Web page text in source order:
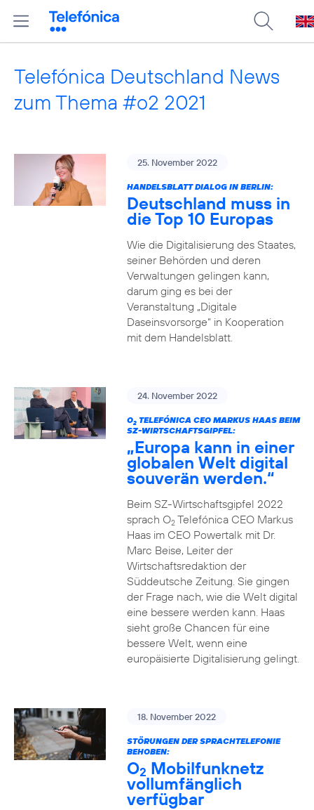
Telefónica Deutschland News
zum Thema #o2 2021
25. November 2022
HANDELSBLATT DIALOG IN BERLIN:
Deutschland muss in
die Top 10 Europas
Wie die Digitalisierung des Staates,
seiner Behörden und deren
Verwaltungen gelingen kann,
darum ging es bei der
Veranstaltung „Digitale
Daseinsvorsorge“ in Kooperation
mit dem Handelsblatt.
24. November 2022
O2TELEFÓNICA CEO MARKUS HAAS BEIM
SZ-WIRTSCHAFTSGIPFEL:
„Europa kann in einer
globalen Welt digital
souverän werden.“
Beim SZ-Wirtschaftsgipfel 2022
sprach O2Telefónica CEO Markus
Haas im CEO Powertalk mit Dr.
Marc Beise, Leiter der
Wirtschaftsredaktion der
Süddeutsche Zeitung. Sie gingen
der Frage nach, wie die Welt digital
eine bessere werden kann. Haas
sieht große Chancen für eine
bessere Welt, wenn eine
europäisierte Digitalisierung gelingt.
18. November 2022
STÖRUNGEN DER SPRACHTELEFONIE
BEHOBEN:
O2 Mobilfunknetz
vollumfänglich
verfügbar